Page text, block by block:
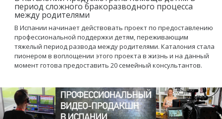
период сложного бракоразводного процесса
между родителями
В Испании начинает действовать проект по предоставлению
профессиональной поддержки детям, переживающим
тяжелый период развода между родителями. Каталония стала
пионером в воплощении этого проекта в жизнь и на данный
момент готова предоставить 20 семейный консультантов.